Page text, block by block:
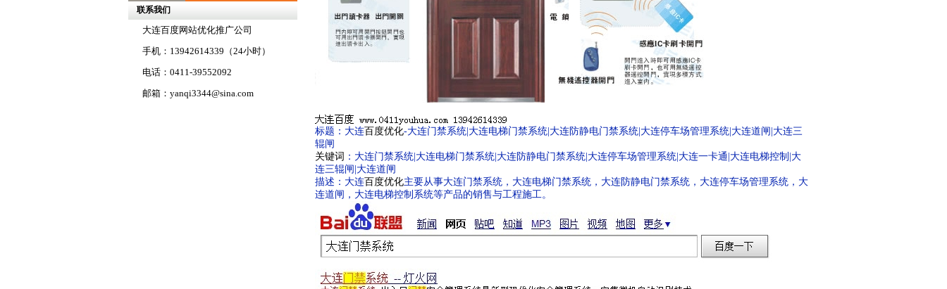
联系我们
大连百度网站优化推广公司
手机：13942614339（24小时）
电话：0411-39552092
邮箱： yanqi3344@sina.com
标题：大连百度优化-大连门禁系统|大连电梯门禁系统|大连防静电门禁系统|大连停车场管理系统|大连道闸|大连三
辊闸
关键词 ：大连门禁系统|大连电梯门禁系统|大连防静电门禁系统|大连停车场管理系统|大连一卡通|大连电梯控制|大
连三辊闸|大连道闸
描述：大连百度优化主要从事大连门禁系统，大连电梯门禁系统，大连防静电门禁系统，大连停车场管理系统，大
连道闸，大连电梯控制系统等产品的销售与工程施工。